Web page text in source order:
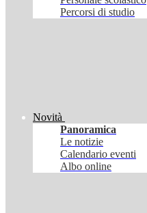
Percorsi di studio
Novità
Panoramica
Le notizie
Calendario eventi
Albo online